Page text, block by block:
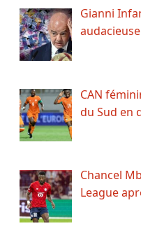
Gianni
CAN
du Sud en
Chancel
League